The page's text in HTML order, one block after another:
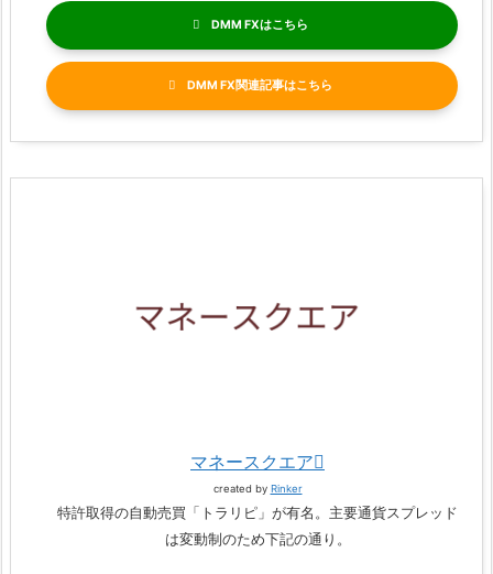
DMM FX
DMM FX関連記事
マネースクエア
created by Rinker
特許取得の自動売買「トラリピ」が有名。主要通貨スプレッド
は変動制のため下記の通り。